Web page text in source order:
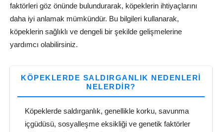
faktörleri göz önünde bulundurarak, köpeklerin ihtiyaçlarını
daha iyi anlamak mümkündür. Bu bilgileri kullanarak,
köpeklerin sağlıklı ve dengeli bir şekilde gelişmelerine
yardımcı olabilirsiniz.
KÖPEKLERDE SALDIRGANLIK NEDENLERI
NELERDIR?
Köpeklerde saldırganlık, genellikle korku, savunma
içgüdüsü, sosyalleşme eksikliği ve genetik faktörler